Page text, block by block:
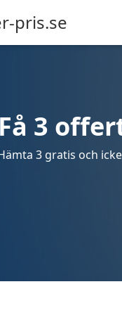
pris.se
Få 3
3 gratis och